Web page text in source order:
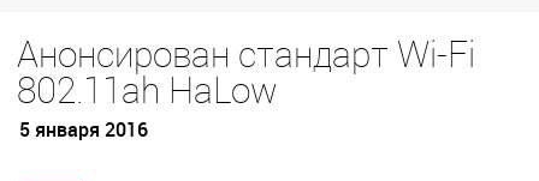
Анонсирован стандарт Wi-Fi
802.11ah HaLow
5 января 2016